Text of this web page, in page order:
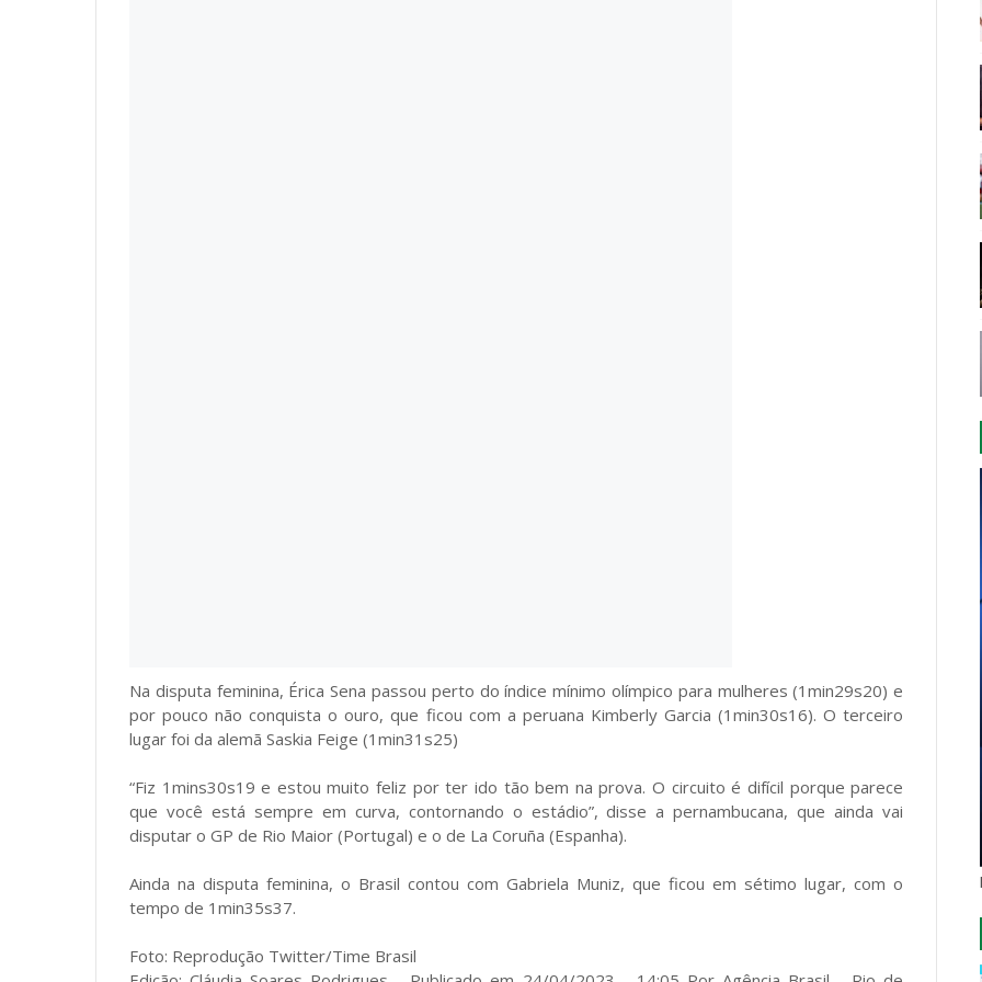
Na disputa feminina, Érica Sena passou perto do índice mínimo olímpico para mulheres (1min29s20) e
por pouco não conquista o ouro, que ficou com a peruana Kimberly Garcia (1min30s16). O terceiro
lugar foi da alemã Saskia Feige (1min31s25)
“Fiz 1mins30s19 e estou muito feliz por ter ido tão bem na prova. O circuito é difícil porque parece
que você está sempre em curva, contornando o estádio”, disse a pernambucana, que ainda vai
disputar o GP de Rio Maior (Portugal) e o de La Coruña (Espanha).
Ainda na disputa feminina, o Brasil contou com Gabriela Muniz, que ficou em sétimo lugar, com o
tempo de 1min35s37.
Foto: Reprodução Twitter/Time Brasil